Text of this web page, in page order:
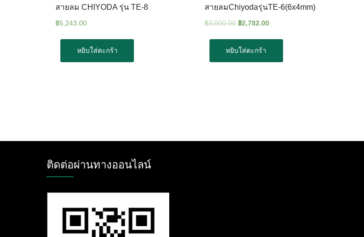
สายลม CHIYODA รุ่น TE-8
฿5,243.00
หยิบใส่ตะกร้า
สายลมChiyodaรุ่นTE-6(6x4mm)
฿3,000.00 ฿2,782.00
หยิบใส่ตะกร้า
ติดต่อผ่านทางออนไลน์